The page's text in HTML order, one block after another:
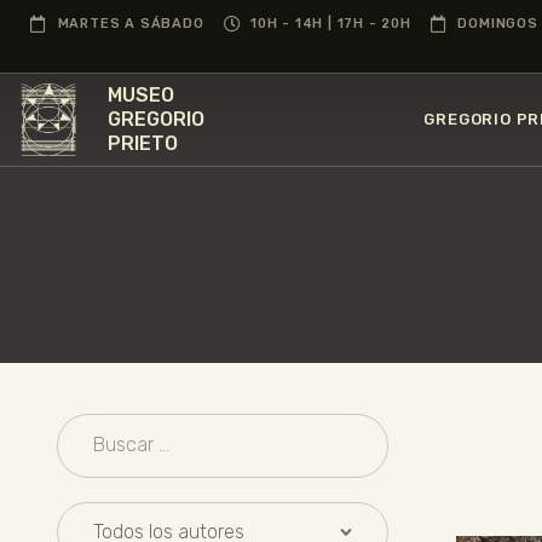
MARTES A SÁBADO 10H - 14H | 17H - 20H
MUSEO
GREGORIO
PRIETO
GREGORIO